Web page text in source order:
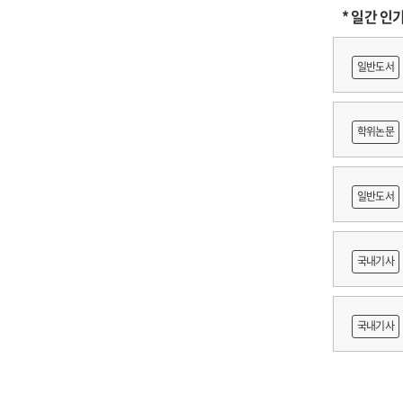
* 일간 인기
일반도서
학위논문
に
일반도서
어링 기
국내기사
쟁
국내기사